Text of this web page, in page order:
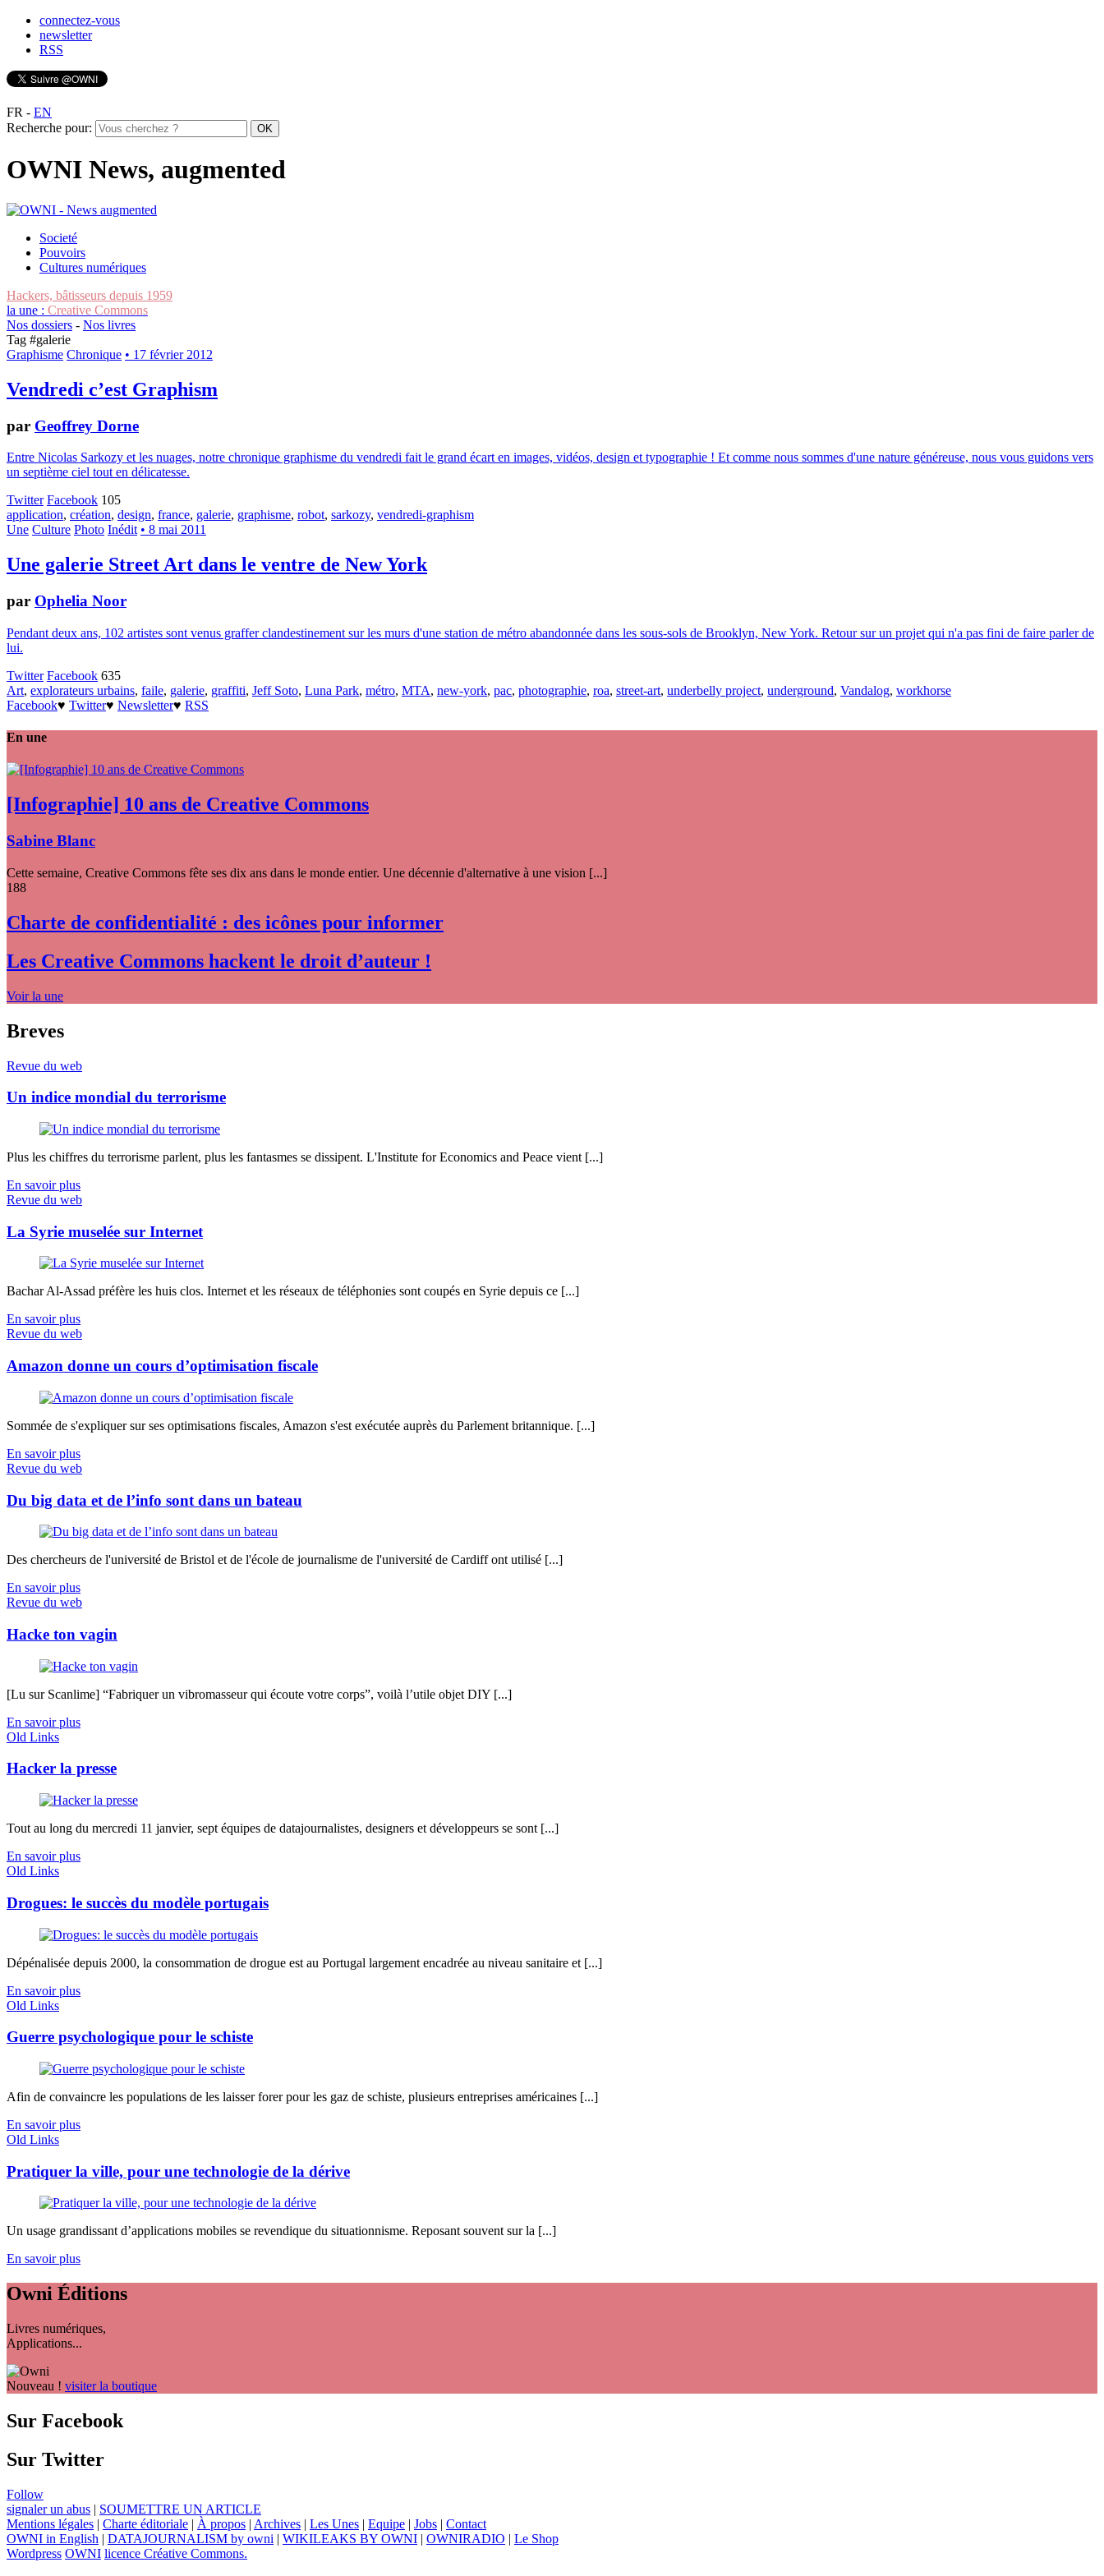
connectez-vous
newsletter
RSS
FR - EN
Recherche pour:
OWNI News, augmented
Societé
Pouvoirs
Cultures numériques
Hackers, bâtisseurs depuis 1959
la une : Creative Commons
Nos dossiers - Nos livres
Tag #galerie
Graphisme Chronique • 17 février 2012
Vendredi c’est Graphism
par Geoffrey Dorne
Entre Nicolas Sarkozy et les nuages, notre chronique graphisme du vendredi fait le grand écart en images, vidéos, design et typographie ! Et comme nous sommes d'une nature généreuse, nous vous guidons vers
un septième ciel tout en délicatesse.
Twitter Facebook 105
application, création, design, france, galerie, graphisme, robot, sarkozy, vendredi-graphism
Une Culture Photo Inédit • 8 mai 2011
Une galerie Street Art dans le ventre de New York
par Ophelia Noor
Pendant deux ans, 102 artistes sont venus graffer clandestinement sur les murs d'une station de métro abandonnée dans les sous-sols de Brooklyn, New York. Retour sur un projet qui n'a pas fini de faire parler de
lui.
Twitter Facebook 635
Art, explorateurs urbains, faile, galerie, graffiti, Jeff Soto, Luna Park, métro, MTA, new-york, pac, photographie, roa, street-art, underbelly project, underground, Vandalog, workhorse
Facebook♥ Twitter♥ Newsletter♥ RSS
En une
[Infographie] 10 ans de Creative Commons
Sabine Blanc
Cette semaine, Creative Commons fête ses dix ans dans le monde entier. Une décennie d'alternative à une vision [...]
188
Charte de confidentialité : des icônes pour informer
Les Creative Commons hackent le droit d’auteur !
Voir la une
Breves
Revue du web
Un indice mondial du terrorisme
Plus les chiffres du terrorisme parlent, plus les fantasmes se dissipent. L'Institute for Economics and Peace vient [...]
En savoir plus
Revue du web
La Syrie muselée sur Internet
Bachar Al-Assad préfère les huis clos. Internet et les réseaux de téléphonies sont coupés en Syrie depuis ce [...]
En savoir plus
Revue du web
Amazon donne un cours d’optimisation fiscale
Sommée de s'expliquer sur ses optimisations fiscales, Amazon s'est exécutée auprès du Parlement britannique. [...]
En savoir plus
Revue du web
Du big data et de l’info sont dans un bateau
Des chercheurs de l'université de Bristol et de l'école de journalisme de l'université de Cardiff ont utilisé [...]
En savoir plus
Revue du web
Hacke ton vagin
[Lu sur Scanlime] “Fabriquer un vibromasseur qui écoute votre corps”, voilà l’utile objet DIY [...]
En savoir plus
Old Links
Hacker la presse
Tout au long du mercredi 11 janvier, sept équipes de datajournalistes, designers et développeurs se sont [...]
En savoir plus
Old Links
Drogues: le succès du modèle portugais
Dépénalisée depuis 2000, la consommation de drogue est au Portugal largement encadrée au niveau sanitaire et [...]
En savoir plus
Old Links
Guerre psychologique pour le schiste
Afin de convaincre les populations de les laisser forer pour les gaz de schiste, plusieurs entreprises américaines [...]
En savoir plus
Old Links
Pratiquer la ville, pour une technologie de la dérive
Un usage grandissant d’applications mobiles se revendique du situationnisme. Reposant souvent sur la [...]
En savoir plus
Owni Éditions
Livres numériques,
Applications...
Nouveau ! visiter la boutique
Sur Facebook
Sur Twitter
Follow
signaler un abus | SOUMETTRE UN ARTICLE
Mentions légales | Charte éditoriale | À propos | Archives | Les Unes | Equipe | Jobs | Contact
OWNI in English | DATAJOURNALISM by owni | WIKILEAKS BY OWNI | OWNIRADIO | Le Shop
Wordpress OWNI licence Créative Commons.